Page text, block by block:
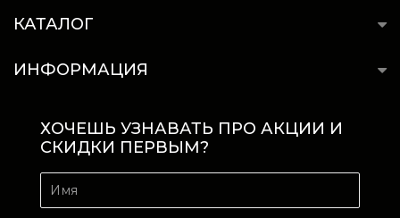
КАТАЛОГ
ИНФОРМАЦИЯ
ХОЧЕШЬ УЗНАВАТЬ ПРО АКЦИИ И
СКИДКИ ПЕРВЫМ?